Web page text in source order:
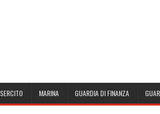
MARINA GUARDIA DI FINANZA